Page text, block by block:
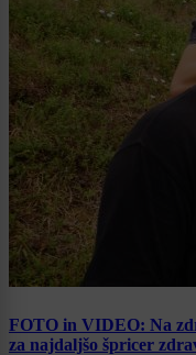
FOTO in VIDEO: Na
za najdaljšo špricer